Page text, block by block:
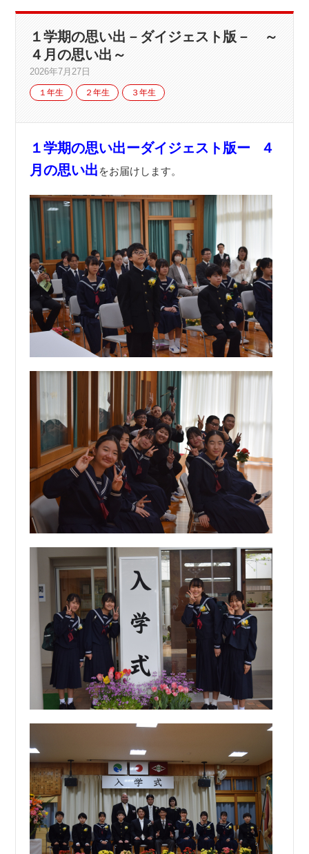
１学期の思い出－ダイジェスト版－ ～
４月の思い出～
2026年7月27日
１年生 ２年生 ３年生
１学期の思い出ーダイジェスト版ー
４
月の思い出 をお届けします。